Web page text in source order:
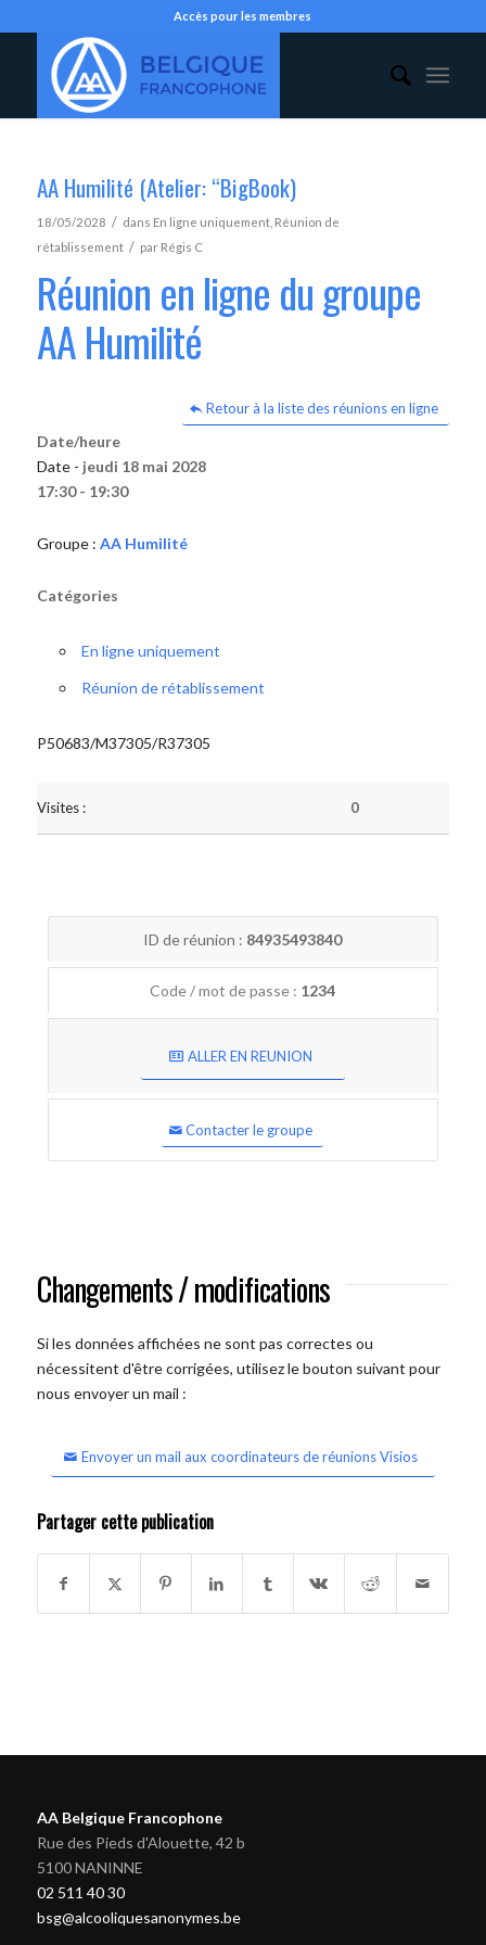
Accès pour les membres
AA Humilité (Atelier: “BigBook)
18/05/2028 / dans En ligne uniquement, Réunion de
rétablissement / par Régis C
Réunion en ligne du groupe
AA Humilité
Retour à la liste des réunions en ligne
Date/heure
Date - jeudi 18 mai 2028
17:30 - 19:30
Groupe : AA Humilité
Catégories
En ligne uniquement
Réunion de rétablissement
P50683/M37305/R37305
Visites : 0
ID de réunion : 84935493840
Code / mot de passe : 1234
ALLER EN REUNION
Contacter le groupe
Changements / modifications
Si les données affichées ne sont pas correctes ou
nécessitent d'être corrigées, utilisez le bouton suivant pour
nous envoyer un mail :
Envoyer un mail aux coordinateurs de réunions Visios
Partager cette publication
AA Belgique Francophone
Rue des Pieds d'Alouette, 42 b
5100 NANINNE
02 511 40 30
bsg@alcooliquesanonymes.be